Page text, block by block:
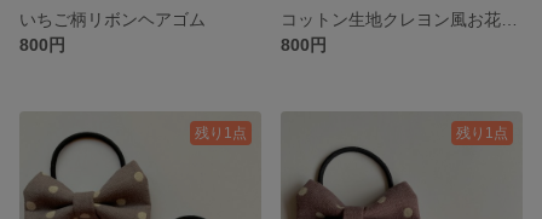
いちご柄リボンヘアゴム
800円
800円
残り1点 残り1点